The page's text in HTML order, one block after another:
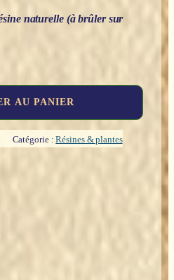
naturelle (à brûler sur
AU PANIER
Catégorie :Résines & plantes